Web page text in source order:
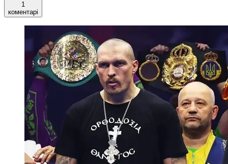
1
коментарі